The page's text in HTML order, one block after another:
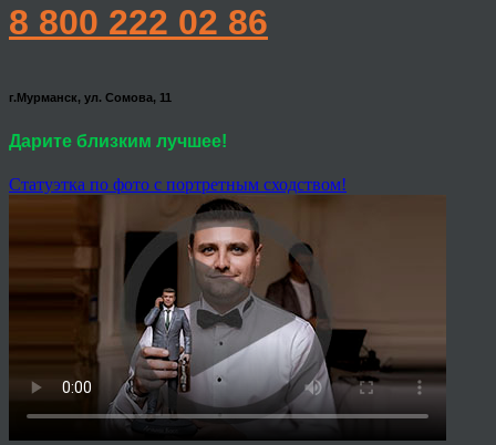
8 800 222 02 86
г.Мурманск, ул. Сомова, 11
Дарите близким лучшее!
Статуэтка по фото с портретным сходством!